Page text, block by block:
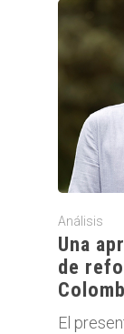
Análisis
Una
de
El